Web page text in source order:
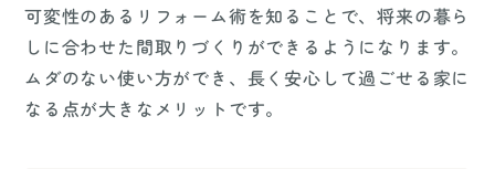
可変性のあるリフォーム術を知ることで、将来の暮ら
しに合わせた間取りづくりができるようになります。
ムダのない使い方ができ、長く安心して過ごせる家に
なる点が大きなメリットです。